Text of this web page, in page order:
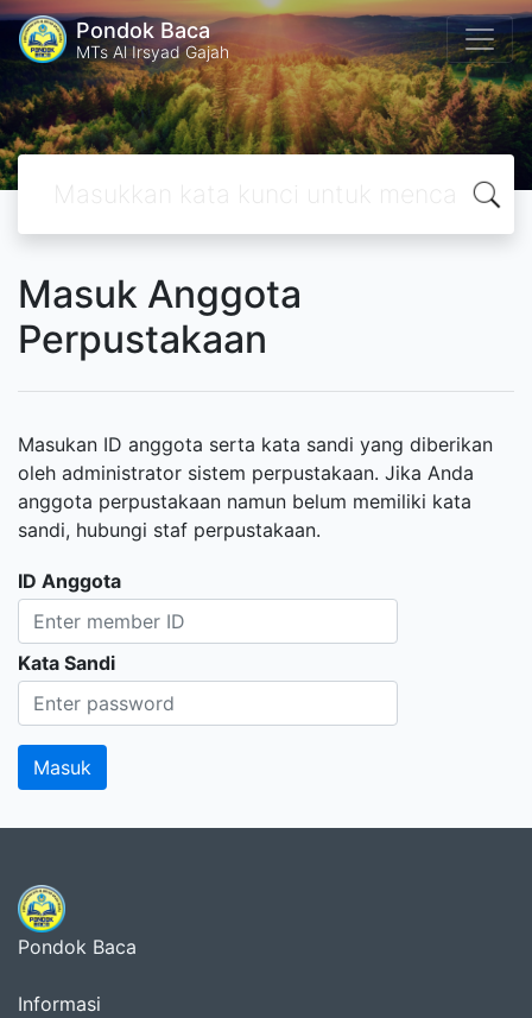
Pondok Baca
MTs Al Irsyad Gajah
Masuk Anggota
Perpustakaan
Masukan ID anggota serta kata sandi yang diberikan
oleh administrator sistem perpustakaan. Jika Anda
anggota perpustakaan namun belum memiliki kata
sandi, hubungi staf perpustakaan.
ID Anggota
Kata Sandi
Pondok Baca
Informasi